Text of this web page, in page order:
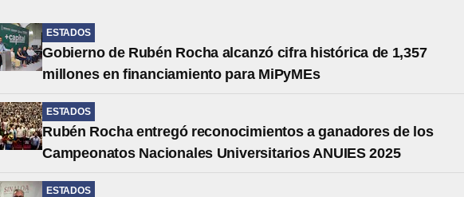
ESTADOS
Gobierno de Rubén Rocha alcanzó cifra histórica de 1,357
millones en financiamiento para MiPyMEs
ESTADOS
Rubén Rocha entregó reconocimientos a ganadores de los
Campeonatos Nacionales Universitarios ANUIES 2025
ESTADOS